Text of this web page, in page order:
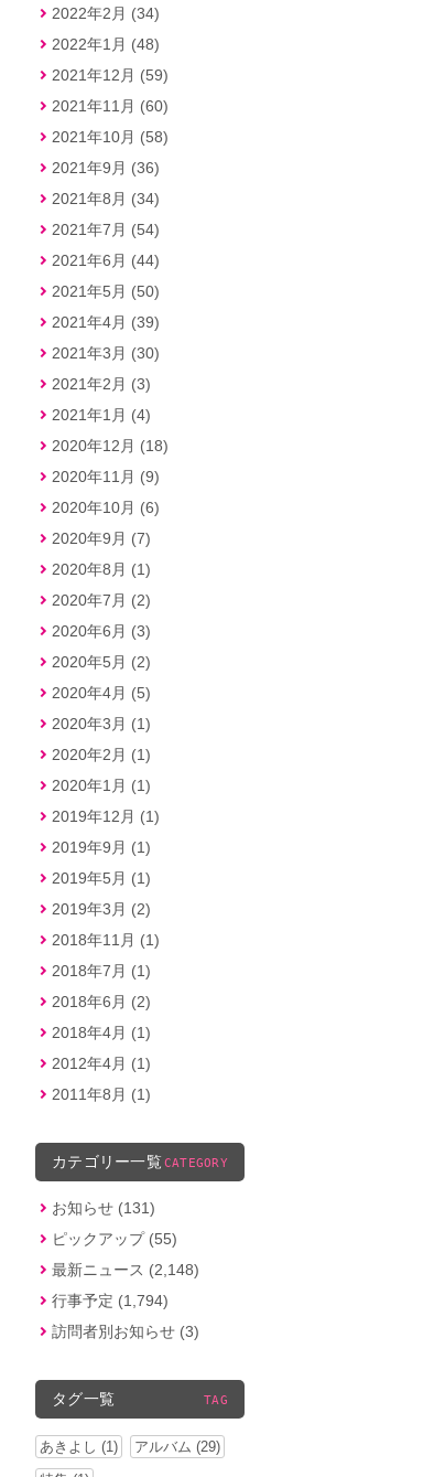
2022年2月 (34)
2022年1月 (48)
2021年12月 (59)
2021年11月 (60)
2021年10月 (58)
2021年9月 (36)
2021年8月 (34)
2021年7月 (54)
2021年6月 (44)
2021年5月 (50)
2021年4月 (39)
2021年3月 (30)
2021年2月 (3)
2021年1月 (4)
2020年12月 (18)
2020年11月 (9)
2020年10月 (6)
2020年9月 (7)
2020年8月 (1)
2020年7月 (2)
2020年6月 (3)
2020年5月 (2)
2020年4月 (5)
2020年3月 (1)
2020年2月 (1)
2020年1月 (1)
2019年12月 (1)
2019年9月 (1)
2019年5月 (1)
2019年3月 (2)
2018年11月 (1)
2018年7月 (1)
2018年6月 (2)
2018年4月 (1)
2012年4月 (1)
2011年8月 (1)
カテゴリー一覧 CATEGORY
お知らせ (131)
ピックアップ (55)
最新ニュース (2,148)
行事予定 (1,794)
訪問者別お知らせ (3)
タグ一覧 TAG
あきよし (1)
アルバム (29)